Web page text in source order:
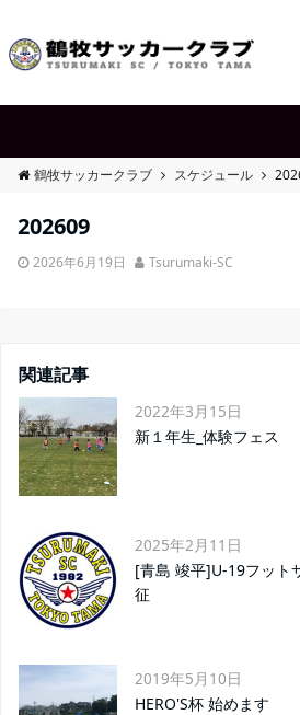
鶴牧サッカークラブ スケジュール
202609
2026年6月19日 Tsurumaki-SC
関連記事
2022年3月15日
新１年生_体験フェス
2025年2月11日
[青島 竣平]U-19フット
征
2019年5月10日
HERO'S杯 始めます